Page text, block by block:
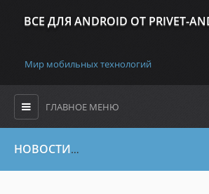
ВСЕ ДЛЯ ANDROID ОТ PRIVET-
Мир мобильных технологий
ГЛАВНОЕ МЕНЮ
НОВОСТИ